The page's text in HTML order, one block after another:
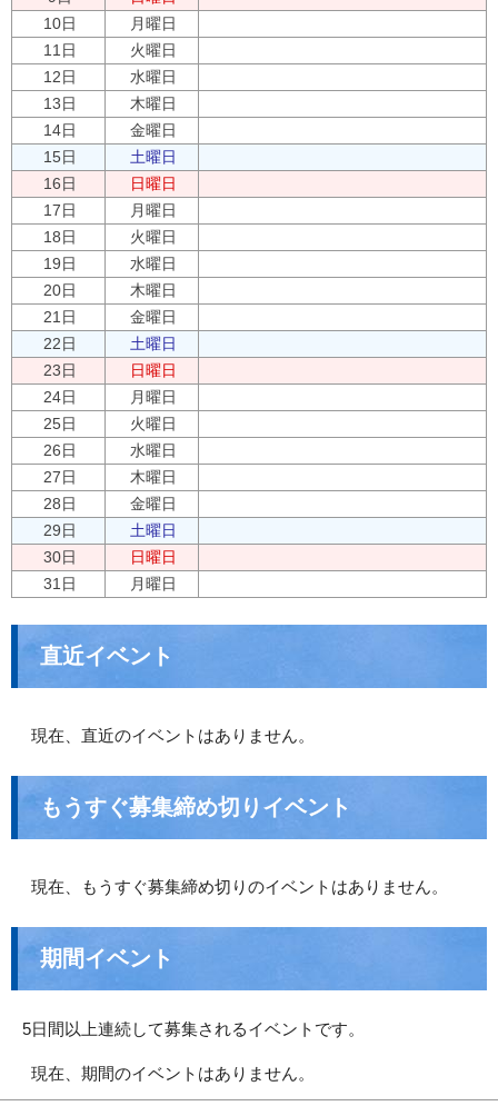
10日
月曜日
11日
火曜日
12日
水曜日
13日
木曜日
14日
金曜日
15日
土曜日
16日
日曜日
17日
月曜日
18日
火曜日
19日
水曜日
20日
木曜日
21日
金曜日
22日
土曜日
23日
日曜日
24日
月曜日
25日
火曜日
26日
水曜日
27日
木曜日
28日
金曜日
29日
土曜日
30日
日曜日
31日
月曜日
直近イベント
現在、直近のイベントはありません。
もうすぐ募集締め切りイベント
現在、もうすぐ募集締め切りのイベントはありません。
期間イベント
5日間以上連続して募集されるイベントです。
現在、期間のイベントはありません。